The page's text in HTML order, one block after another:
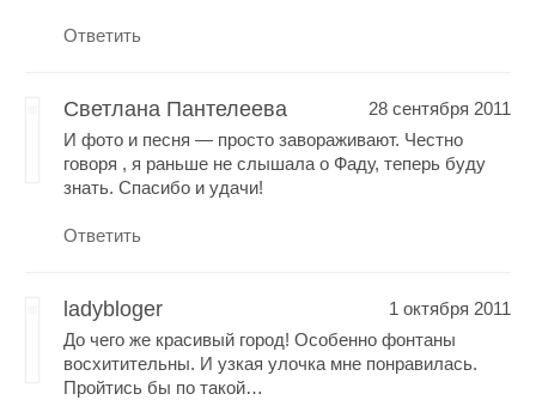
Ответить
Светлана Пантелеева
28 сентября 2011
И фото и песня — просто завораживают. Честно
говоря , я раньше не слышала о Фаду, теперь буду
знать. Спасибо и удачи!
Ответить
ladybloger
1 октября 2011
До чего же красивый город! Особенно фонтаны
восхитительны. И узкая улочка мне понравилась.
Пройтись бы по такой…